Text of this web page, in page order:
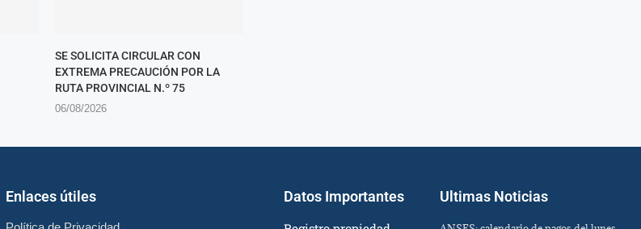
SE SOLICITA CIRCULAR CON
EXTREMA PRECAUCIÓN POR LA
RUTA PROVINCIAL N.º 75
06/08/2026
Enlaces útiles Datos Importantes Ultimas Noticias